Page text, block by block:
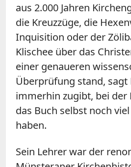
aus 2.000 Jahren
die Kreuzzüge, die
Inquisition oder der
Klischee über das
einer genaueren
Überprüfung stand, sagt
immerhin zugibt, bei der
das Buch selbst noch
haben.
Sein Lehrer war der